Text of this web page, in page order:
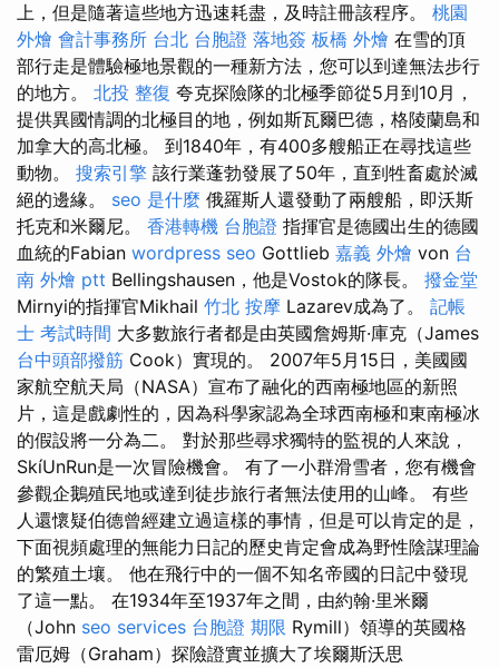
上，但是隨著這些地方迅速耗盡，及時註冊該程序。 桃園
外燴 會計事務所 台北 台胞證 落地簽 板橋 外燴 在雪的頂
部行走是體驗極地景觀的一種新方法，您可以到達無法步行
的地方。 北投 整復 夸克探險隊的北極季節從5月到10月，
提供異國情調的北極目的地，例如斯瓦爾巴德，格陵蘭島和
加拿大的高北極。 到1840年，有400多艘船正在尋找這些
動物。 搜索引擎 該行業蓬勃發展了50年，直到牲畜處於滅
絕的邊緣。 seo 是什麼 俄羅斯人還發動了兩艘船，即沃斯
托克和米爾尼。 香港轉機 台胞證 指揮官是德國出生的德國
血統的Fabian wordpress seo Gottlieb 嘉義 外燴 von 台
南 外燴 ptt Bellingshausen，他是Vostok的隊長。 撥金堂
Mirnyi的指揮官Mikhail 竹北 按摩 Lazarev成為了。 記帳
士 考試時間 大多數旅行者都是由英國詹姆斯·庫克（James
台中頭部撥筋 Cook）實現的。 2007年5月15日，美國國
家航空航天局（NASA）宣布了融化的西南極地區的新照
片，這是戲劇性的，因為科學家認為全球西南極和東南極冰
的假設將一分為二。 對於那些尋求獨特的監視的人來說，
SkíUnRun是一次冒險機會。 有了一小群滑雪者，您有機會
參觀企鵝殖民地或達到徒步旅行者無法使用的山峰。 有些
人還懷疑伯德曾經建立過這樣的事情，但是可以肯定的是，
下面視頻處理的無能力日記的歷史肯定會成為野性陰謀理論
的繁殖土壤。 他在飛行中的一個不知名帝國的日記中發現
了這一點。 在1934年至1937年之間，由約翰·里米爾
（John seo services 台胞證 期限 Rymill）領導的英國格
雷厄姆（Graham）探險證實並擴大了埃爾斯沃思